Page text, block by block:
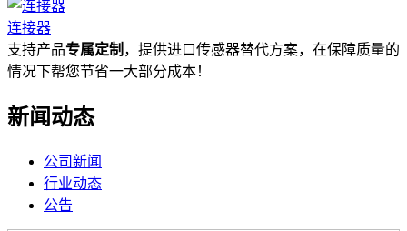
连接器
支持产品专属定制 ，提供进口传感器替代方案，在保障质量的
情况下帮您节省一大部分成本！
新闻动态
公司新闻
行业动态
公告